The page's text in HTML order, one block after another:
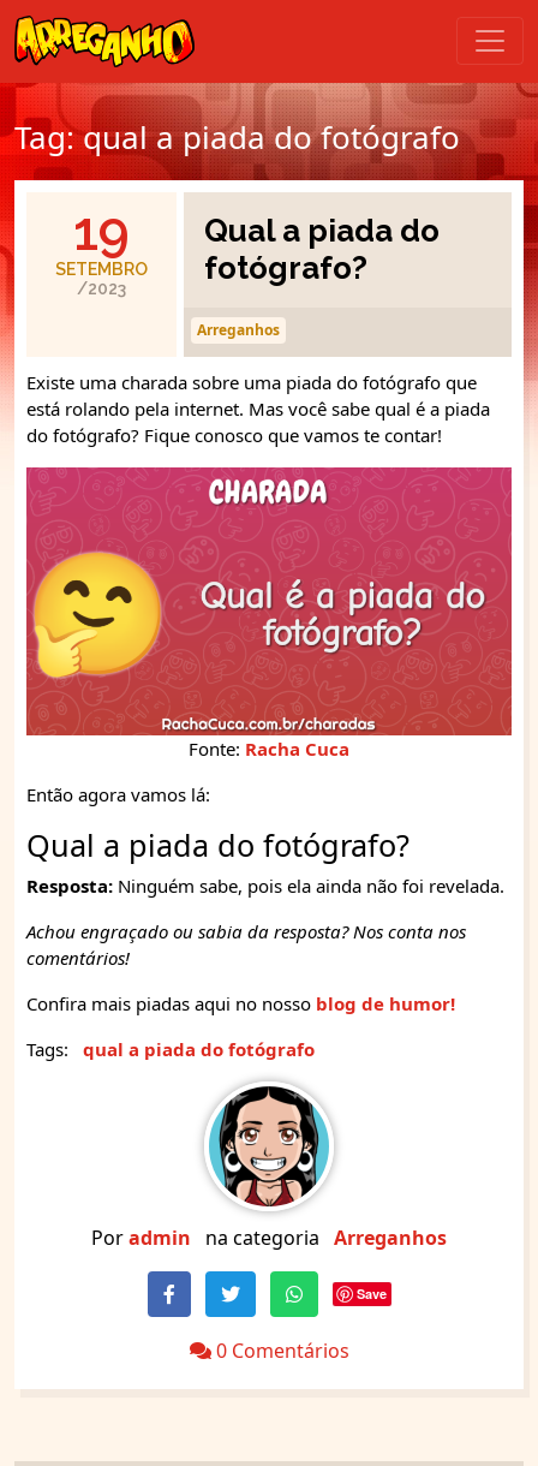
Tag:qual a piada do fotógrafo
19
SETEMBRO
/2023
Qual a piada do
fotógrafo?
Arreganhos
Existe uma charada sobre uma piada do fotógrafo que
está rolando pela internet. Mas você sabe qual é a piada
do fotógrafo? Fique conosco que vamos te contar!
Fonte: Racha Cuca
Então agora vamos lá:
Qual a piada do fotógrafo?
Resposta: Ninguém sabe, pois ela ainda não foi revelada.
Achou engraçado ou sabia da resposta? Nos conta nos
comentários!
Confira mais piadas aqui no nosso blog de humor!
Tags:
qual a piada do fotógrafo
Poradmin na categoria Arreganhos
Save
0 Comentários